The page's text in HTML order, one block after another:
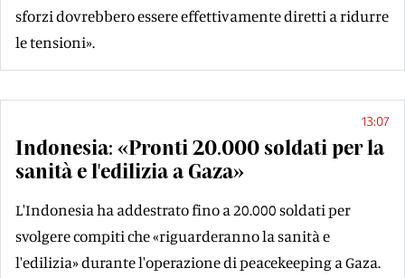
sforzi dovrebbero essere effettivamente diretti a ridurre
le tensioni».
13:07
Indonesia: «Pronti 20.000 soldati per la
sanità e l'edilizia a Gaza»
L'Indonesia ha addestrato fino a 20.000 soldati per
svolgere compiti che «riguarderanno la sanità e
l'edilizia» durante l'operazione di peacekeeping a Gaza.